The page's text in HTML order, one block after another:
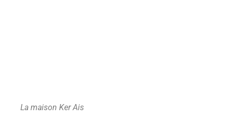
La maison Ker Ais